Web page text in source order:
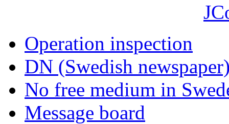
Operation inspection
DN (Swedish
No free medium in
Message board